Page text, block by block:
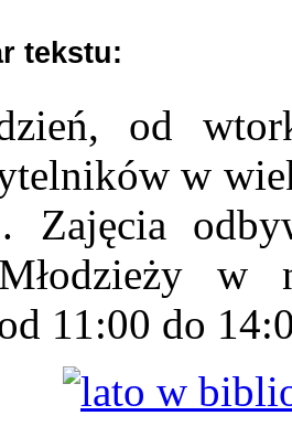
tekstu:
od
w
Zajęcia
w
11:00 do